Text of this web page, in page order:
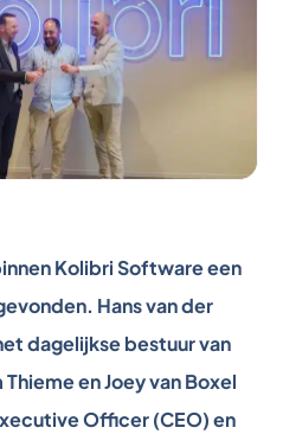
Kolibri Software een
Hans van der
dagelijkse bestuur van
en Joey van Boxel
Officer (CEO) en